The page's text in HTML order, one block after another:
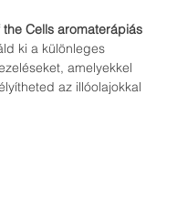
Cells aromaterápiás
ki a különleges
amelyekkel
az illóolajokkal